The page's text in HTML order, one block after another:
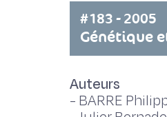
#183 - 2005
Génétique
Auteurs
- BARRE